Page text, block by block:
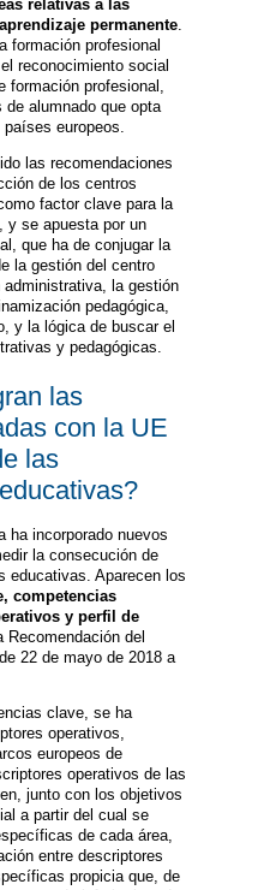
relativas a las
permanente.
formación profesional
reconocimiento social
formación profesional,
alumnado que opta
europeos.
las recomendaciones
de los centros
factor clave para la
y se apuesta por un
que ha de conjugar la
la gestión del centro
la gestión
pedagógica,
y la lógica de buscar el
y pedagógicas.
las
con la UE
las
ha incorporado nuevos
la consecución de
educativas. Aparecen los
competencias
y perfil de
Recomendación del
22 de mayo de 2018 a
clave, se ha
operativos,
europeos de
operativos de las
junto con los objetivos
a partir del cual se
de cada área,
entre descriptores
propicia que, de